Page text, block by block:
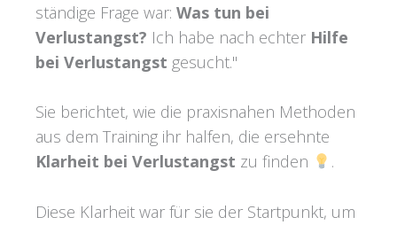
ständige Frage war: Was tun bei
Verlustangst? Ich habe nach echter Hilfe
bei Verlustangst gesucht."
Sie berichtet, wie die praxisnahen Methoden
aus dem Training ihr halfen, die ersehnte
Klarheit bei Verlustangst zu finden .
Diese Klarheit war für sie der Startpunkt, um